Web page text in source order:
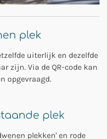
plek
uiterlijk en dezelfde
zijn. Via de QR-code kan
opgevraagd.
plek
plekken' en rode